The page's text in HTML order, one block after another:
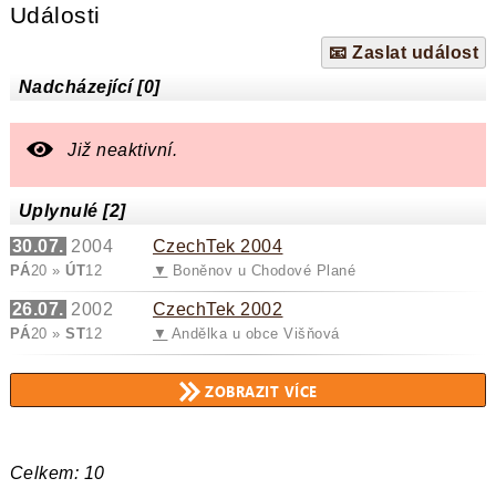
Události
📧 Zaslat událost
Nadcházející [0]
Již neaktivní.
Uplynulé [2]
30.07. 2004
PÁ20 »ÚT12
CzechTek 2004
▼ Boněnov u Chodové Plané
26.07. 2002
PÁ20 »ST12
CzechTek 2002
▼ Andělka u obce Višňová
Celkem: 10